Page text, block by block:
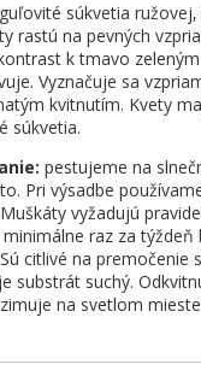
súkvetia
rastú na pevných
k tmavo
Vyznačuje sa
kvitnutím. Kvety
súkvetia.
pestujeme na
Pri výsadbe
vyžadujú
raz za
citlivé na premočenie
substrát suchý.
na svetlom